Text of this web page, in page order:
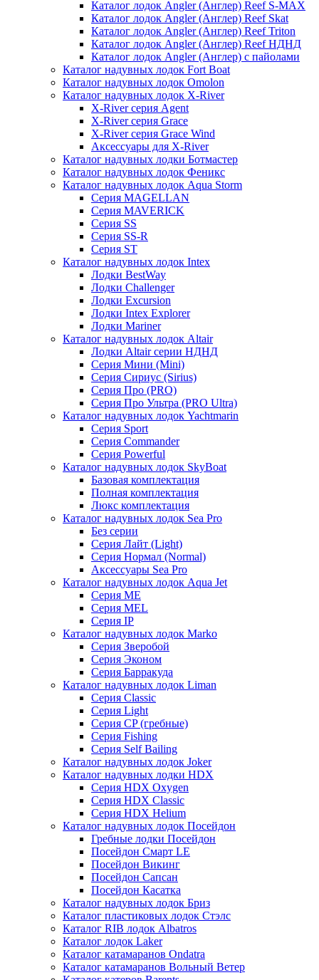
Каталог лодок Angler (Англер) Reef S-MAX
Каталог лодок Angler (Англер) Reef Skat
Каталог лодок Angler (Англер) Reef Triton
Каталог лодок Angler (Англер) Reef НДНД
Каталог лодок Angler (Англер) с пайолами
Каталог надувных лодок Fort Boat
Каталог надувных лодок Omolon
Каталог надувных лодок X-River
X-River серия Agent
X-River серия Grace
X-River серия Grace Wind
Аксессуары для X-River
Каталог надувных лодки Ботмастер
Каталог надувных лодок Феникc
Каталог надувных лодок Aqua Storm
Серия MAGELLAN
Серия MAVERICK
Серия SS
Серия SS-R
Серия ST
Каталог надувных лодок Intex
Лодки BestWay
Лодки Challenger
Лодки Excursion
Лодки Intex Explorer
Лодки Mariner
Каталог надувных лодок Altair
Лодки Altair серии НДНД
Серия Мини (Mini)
Серия Сириус (Sirius)
Серия Про (PRO)
Серия Про Ультра (PRO Ultra)
Каталог надувных лодок Yachtmarin
Серия Sport
Серия Commander
Серия Powerful
Каталог надувных лодок SkyBoat
Базовая комплектация
Полная комплектация
Люкс комплектация
Каталог надувных лодок Sea Pro
Без серии
Серия Лайт (Light)
Серия Нормал (Normal)
Аксессуары Sea Pro
Каталог надувных лодок Aqua Jet
Серия ME
Серия MEL
Серия IP
Каталог надувных лодок Marko
Серия Зверобой
Серия Эконом
Серия Барракуда
Каталог надувных лодок Liman
Серия Classic
Серия Light
Серия CP (гребные)
Серия Fishing
Серия Self Bailing
Каталог надувных лодок Joker
Каталог надувных лодки HDX
Серия HDX Oxygen
Серия HDX Classic
Серия HDX Helium
Каталог надувных лодок Посейдон
Гребные лодки Посейдон
Посейдон Смарт LE
Посейдон Викинг
Посейдон Сапсан
Посейдон Касатка
Каталог надувных лодок Бриз
Каталог пластиковых лодок Стэлс
Каталог RIB лодок Albatros
Каталог лодок Laker
Каталог катамаранов Ondatra
Каталог катамаранов Вольный Ветер